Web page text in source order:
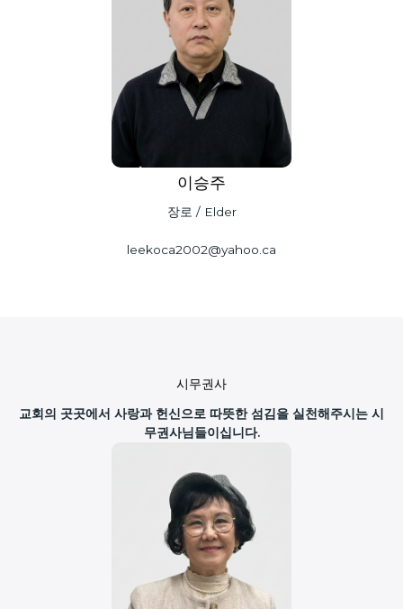
이승주
장로 / Elder
leekoca2002@yahoo.ca
시무권사
교회의 곳곳에서 사랑과 헌신으로 따뜻한 섬김을 실천해주시는 시
무권사님들이십니다.